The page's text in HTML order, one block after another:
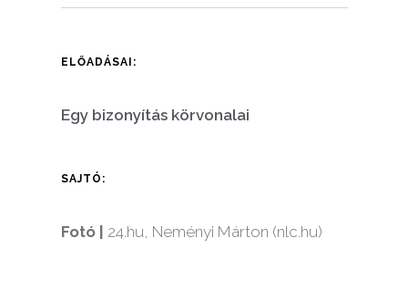
ELŐADÁSAI:
Egy bizonyítás körvonalai
SAJTÓ:
Fotó | 24.hu, Neményi Márton (nlc.hu)